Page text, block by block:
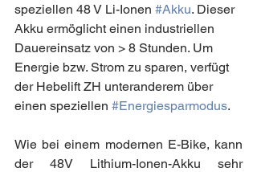
speziellen 48 V Li-Ionen #Akku. Dieser
Akku ermöglicht einen industriellen
Dauereinsatz von > 8 Stunden. Um
Energie bzw. Strom zu sparen, verfügt
der Hebelift ZH unteranderem über
einen speziellen #Energiesparmodus.
Wie bei einem modernen E-Bike, kann
der 48V Lithium-Ionen-Akku sehr